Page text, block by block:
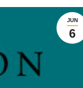
JUN
6